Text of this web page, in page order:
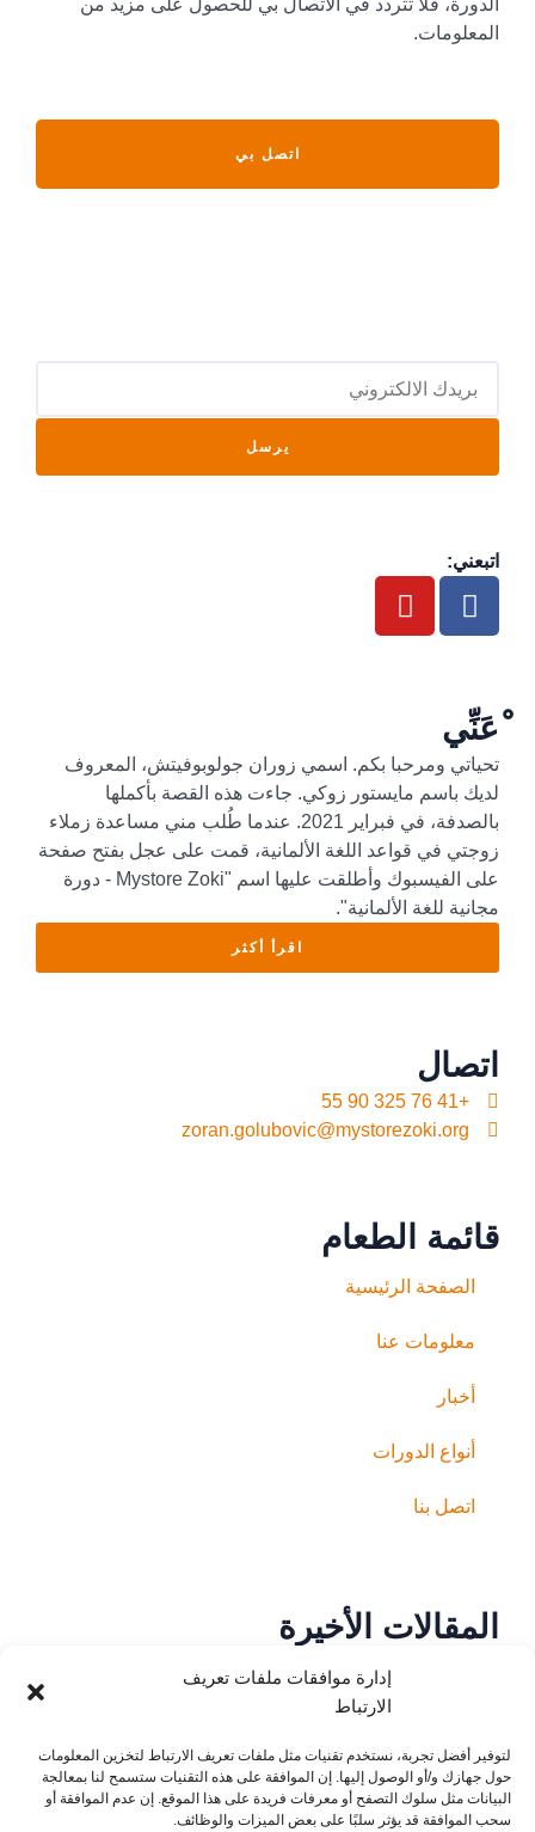
إدارة موافقات ملفات تعريف
الارتباط
لتوفير أفضل تجربة، نستخدم تقنيات مثل ملفات تعريف الارتباط لتخزين المعلومات
حول جهازك و/أو الوصول إليها. إن الموافقة على هذه التقنيات ستسمح لنا بمعالجة
البيانات مثل سلوك التصفح أو معرفات فريدة على هذا الموقع. إن عدم الموافقة أو
سحب الموافقة قد يؤثر سلبًا على بعض الميزات والوظائف.
الدورة، فلا تتردد في الاتصال بي للحصول على مزيد من
المعلومات.
اتصل بي
يرسل
اتبعني:
ْعَنِّي
تحياتي ومرحبا بكم. اسمي زوران جولوبوفيتش، المعروف
لديك باسم مايستور زوكي. جاءت هذه القصة بأكملها
بالصدفة، في فبراير 2021. عندما طُلب مني مساعدة زملاء
زوجتي في قواعد اللغة الألمانية، قمت على عجل بفتح صفحة
على الفيسبوك وأطلقت عليها اسم "Mystore Zoki - دورة
مجانية للغة الألمانية".
اقرأ أكثر
اتصال
+41 76 325 90 55
zoran.golubovic@mystorezoki.org
قائمة الطعام
الصفحة الرئيسية
معلومات عنا
أخبار
أنواع الدورات
اتصل بنا
المقالات الأخيرة
تطبيق Zoom والوصول إلى الفصول
الدراسية المباشرة
تعليمات استخدام تطبيق Anki
13/02/2025